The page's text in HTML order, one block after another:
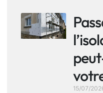
15/07/